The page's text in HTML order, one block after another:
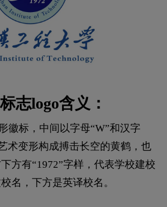
志logo含义：
徽标，中间以字母“W”和汉字
术变形构成搏击长空的黄鹤，也
方有“1972”字样，代表学校建校
名，下方是英译校名。